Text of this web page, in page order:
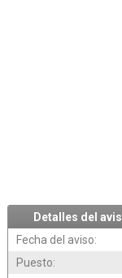
Detalles del
Fecha del aviso:
Puesto: